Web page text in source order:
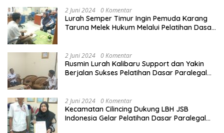
2 Juni 2024 0 Komentar
Lurah Semper Timur Ingin Pemuda Karang
Taruna Melek Hukum Melalui Pelatihan Dasar
2 Juni 2024 0 Komentar
Rusmin Lurah Kalibaru Support dan Yakin
Berjalan Sukses Pelatihan Dasar Paralegal
2 Juni 2024 0 Komentar
Kecamatan Cilincing Dukung LBH JSB
Indonesia Gelar Pelatihan Dasar Paralegal